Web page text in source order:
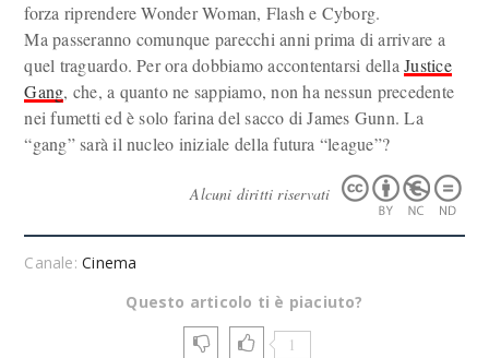
forza riprendere Wonder Woman, Flash e Cyborg.
Ma passeranno comunque parecchi anni prima di arrivare a
quel traguardo. Per ora dobbiamo accontentarsi dellaJustice
Gang, che, a quanto ne sappiamo, non ha nessun precedente
nei fumetti ed è solo farina del sacco di James Gunn. La
“gang” sarà il nucleo iniziale della futura “league”?
Alcuni diritti riservati
Canale:Cinema
Questo articolo ti è piaciuto?
1